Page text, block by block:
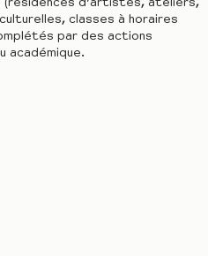
d’artistes, ateliers,
classes à horaires
par des actions
académique.